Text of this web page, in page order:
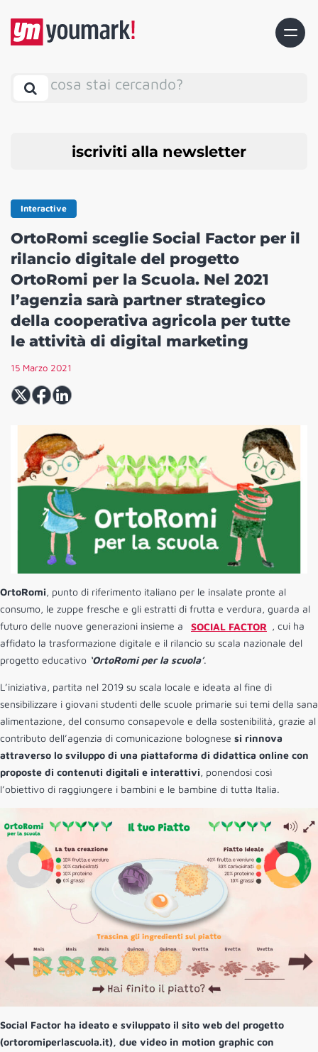
cosa stai cercando?
iscriviti alla newsletter
Interactive
OrtoRomi sceglie Social Factor per il
rilancio digitale del progetto
OrtoRomi per la Scuola. Nel 2021
l’agenzia sarà partner strategico
della cooperativa agricola per tutte
le attività di digital marketing
15 Marzo 2021
O​rtoRomi,​ punto di riferimento italiano per le insalate pronte al
consumo, le zuppe fresche e gli estratti di frutta e verdura, g​uarda al
futuro delle nuove generazioni insieme a
SOCIAL FACTOR ,​ cui ha
affidato la ​trasformazione digitale e il rilancio su scala nazionale del
progetto educativo ‘OrtoRomi per la scuola​’.
L’iniziativa, partita nel 2019 su scala locale e ideata al fine di
sensibilizzare i giovani studenti delle scuole primarie sui temi della​ sana
alimentazione​, del c​onsumo consapevole​ e della s​ostenibilità​, grazie al
contributo dell’a​genzia di comunicazione​ bolognese si rinnova
attraverso lo sviluppo di una piattaforma di didattica online con
proposte di contenuti digitali e interattivi, ponendosi così
l’obiettivo di raggiungere i bambini e le bambine di tutta Italia​.
Social Factor ha ideato e sviluppato il s​ito web del progetto​
(ortoromiperlascuola.it)​, due video in motion graphic c​on